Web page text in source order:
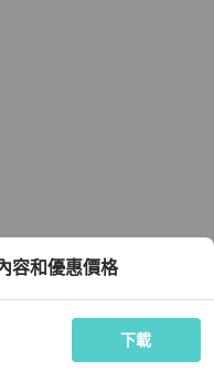
容和優惠價格
下載